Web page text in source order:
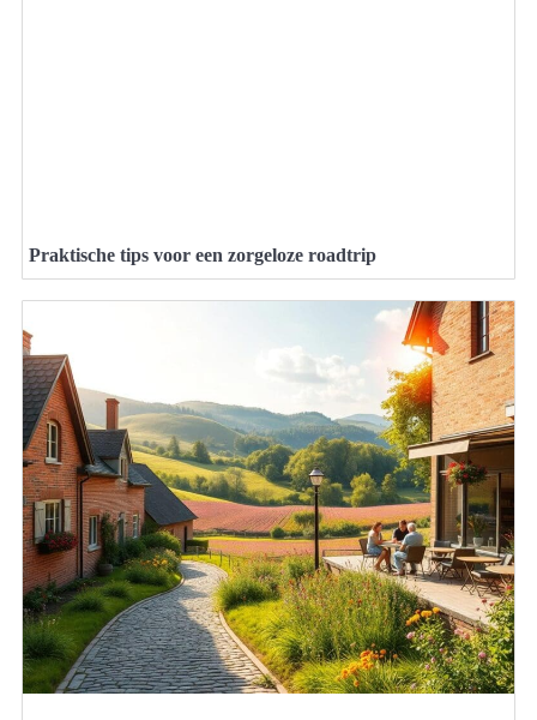
Praktische tips voor een zorgeloze roadtrip